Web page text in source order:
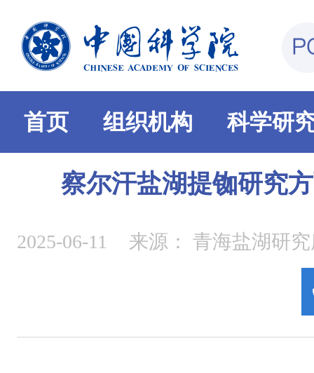
首页 组织机构 科学研
察尔汗盐湖提铷研究
2025-06-11 来源： 青海盐湖研